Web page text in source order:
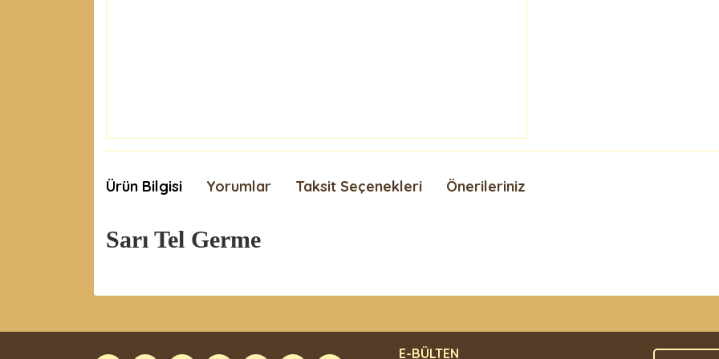
Ürün Bilgisi Yorumlar Taksit Seçenekleri Önerileriniz
Sarı Tel Germe
E-BÜLTEN